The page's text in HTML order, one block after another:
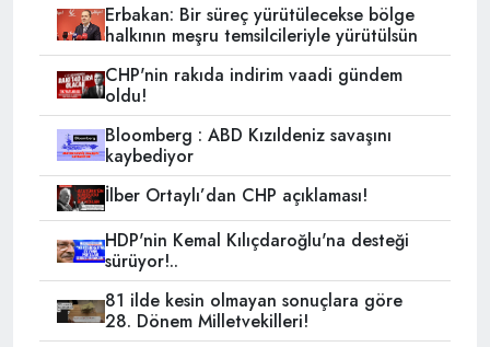
Erbakan: Bir süreç yürütülecekse bölge
halkının meşru temsilcileriyle yürütülsün
CHP'nin rakıda indirim vaadi gündem
oldu!
Bloomberg : ABD Kızıldeniz savaşını
kaybediyor
İlber Ortaylı’dan CHP açıklaması!
HDP'nin Kemal Kılıçdaroğlu'na desteği
sürüyor!..
81 ilde kesin olmayan sonuçlara göre
28. Dönem Milletvekilleri!